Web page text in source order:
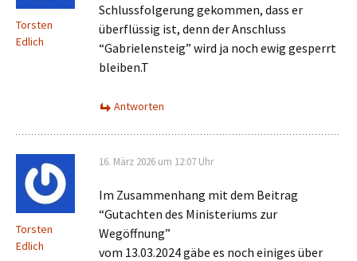
Torsten
Edlich
Schlussfolgerung gekommen, dass er
überflüssig ist, denn der Anschluss
“Gabrielensteig” wird ja noch ewig gesperrt
bleiben.T
Antworten
Torsten
Edlich
16. März 2026 um 12:07 Uhr
Im Zusammenhang mit dem Beitrag
“Gutachten des Ministeriums zur
Wegöffnung”
vom 13.03.2024 gäbe es noch einiges über